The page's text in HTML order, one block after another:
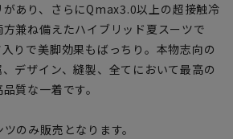
あり、さらにQmax3.0以上の超接触冷
兼ね備えたハイブリッド夏スーツで
りで美脚効果もばっちり。本物志向の
デザイン、縫製、全てにおいて最高の
質な一着です。
のみ販売となります。